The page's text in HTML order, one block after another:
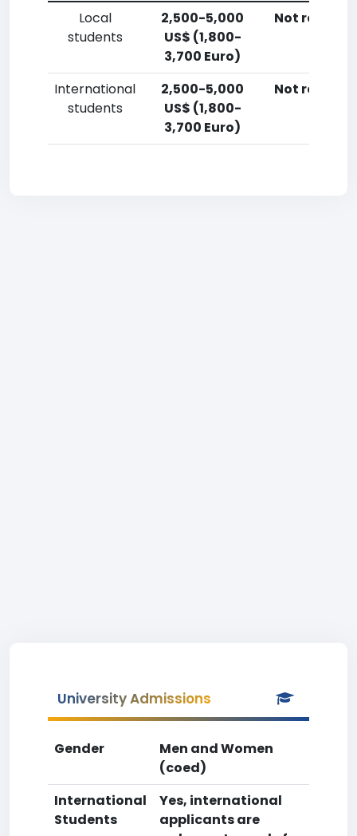
Local
students
2,500-5,000
US$ (1,800-
3,700 Euro)
Not
International
students
2,500-5,000
US$ (1,800-
3,700 Euro)
Not
University Admissions
Gender
Men and Women
(coed)
International
Students
Yes, international
applicants are